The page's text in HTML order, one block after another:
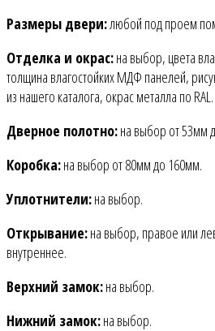
Размеры двери:любой под проем
Отделка и окрас:на выбор, цвета
толщина влагостойких МДФ панелей,
из нашего каталога, окрас металла по RAL.
Дверное полотно:на выбор от 53мм
Коробка:на выбор от 80мм до 160мм.
Уплотнители:на выбор.
Открывание:на выбор, правое или
внутреннее.
Верхний замок:на выбор.
Нижний замок:на выбор.